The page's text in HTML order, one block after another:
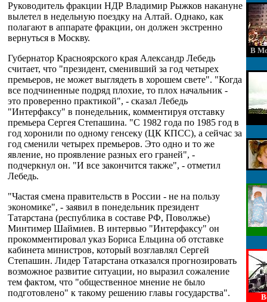
Руководитель фракции НДР Владимир Рыжков накануне
вылетел в недельную поездку на Алтай. Однако, как
полагают в аппарате фракции, он должен экстренно
вернуться в Москву.
Губернатор Красноярского края Александр Лебедь
считает, что "президент, сменивший за год четырех
премьеров, не может выглядеть в хорошем свете". "Когда
все подчиненные подряд плохие, то плох начальник -
это проверенно практикой", - сказал Лебедь
"Интерфаксу" в понедельник, комментируя отставку
премьера Сергея Степашина. "С 1982 года по 1985 год в
год хоронили по одному генсеку (ЦК КПСС), а сейчас за
год сменили четырех премьеров. Это одно и то же
явление, но проявление разных его граней", -
подчеркнул он. "И все закончится также", - отметил
Лебедь.
"Частая смена правительств в России - не на пользу
экономике", - заявил в понедельник президент
Татарстана (республика в составе РФ, Поволжье)
Минтимер Шаймиев. В интервью "Интерфаксу" он
прокомментировал указ Бориса Ельцина об отставке
кабинета министров, который возглавлял Сергей
Степашин. Лидер Татарстана отказался прогнозировать
возможное развитие ситуации, но выразил сожаление
тем фактом, что "общественное мнение не было
подготовлено" к такому решению главы государства".
В